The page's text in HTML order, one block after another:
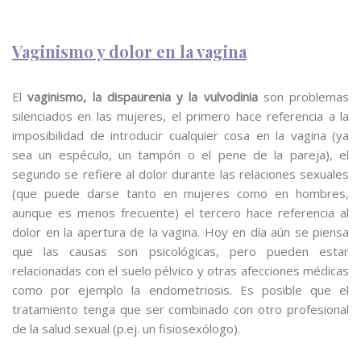
Vaginismo y dolor en la vagina
Elvaginismo, la dispaurenia y la vulvodiniason problemas
silenciados en las mujeres, el primero hace referencia a la
imposibilidad de introducir cualquier cosa en la vagina (ya
sea un espéculo, un tampón o el pene de la pareja), el
segundo se refiere al dolor durante las relaciones sexuales
(que puede darse tanto en mujeres como en hombres,
aunque es menos frecuente) el tercero hace referencia al
dolor en la apertura de la vagina. Hoy en día aún se piensa
que las causas son psicológicas, pero pueden estar
relacionadas con el suelo pélvico y otras afecciones médicas
como por ejemplo la endometriosis. Es posible que el
tratamiento tenga que ser combinado con otro profesional
de la salud sexual (p.ej. un fisiosexólogo).